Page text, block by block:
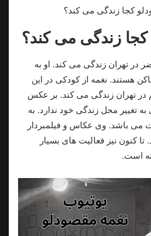
زندگی می کند؟
در تهران زندگی می کند. او به
هستند. نغمه از کودکی در این
تهران زندگی می کند. بر عکس
تغییر محل زندگی خود ندارد. به
می باشد. وی عکاس و فیلمبردار
کنون نیز فعالیت های بسیار
است.